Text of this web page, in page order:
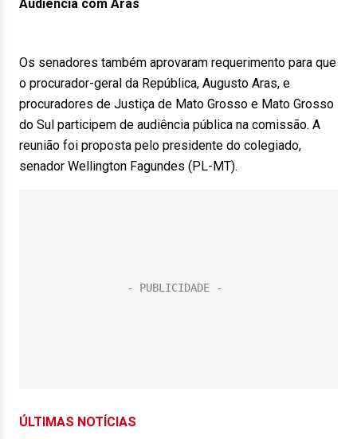
Audiência com Aras
Os senadores também aprovaram requerimento para que
o procurador-geral da República, Augusto Aras, e
procuradores de Justiça de Mato Grosso e Mato Grosso
do Sul participem de audiência pública na comissão. A
reunião foi proposta pelo presidente do colegiado,
senador Wellington Fagundes (PL-MT).